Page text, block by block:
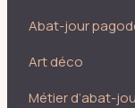
Abat-jour
Art déco
Métier d’abat-